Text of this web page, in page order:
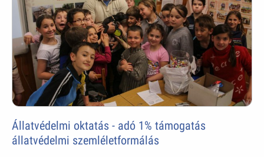
Állatvédelmi oktatás - adó 1% támogatás
állatvédelmi szemléletformálás